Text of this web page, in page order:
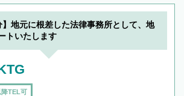
】地元に根差した法律事務所として、地
トいたします
降TEL可